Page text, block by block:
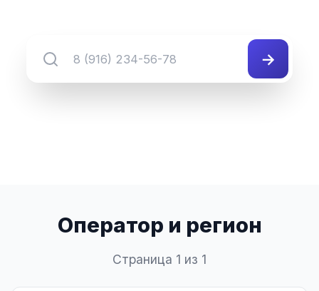
→
Оператор и регион
Страница 1 из 1